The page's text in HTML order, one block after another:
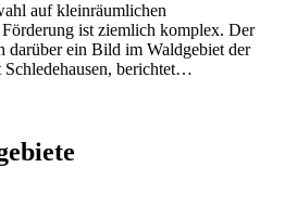
auf kleinräumlichen
ist ziemlich komplex. Der
darüber ein Bild im Waldgebiet der
Schledehausen, berichtet…